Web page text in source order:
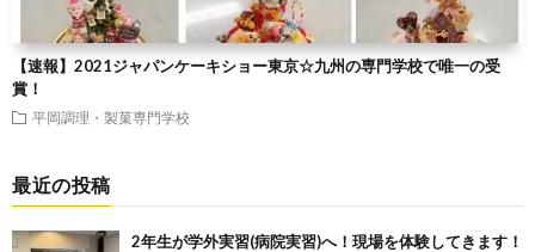
【速報】2021ジャパンケーキショー東京☆九州の専門学校で唯一の受
賞！
平岡調理・製菓専門学校
最近の投稿
2年生が学外実習(病院実習)へ！現場を体験してきます！